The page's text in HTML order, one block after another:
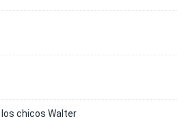
los chicos Walter